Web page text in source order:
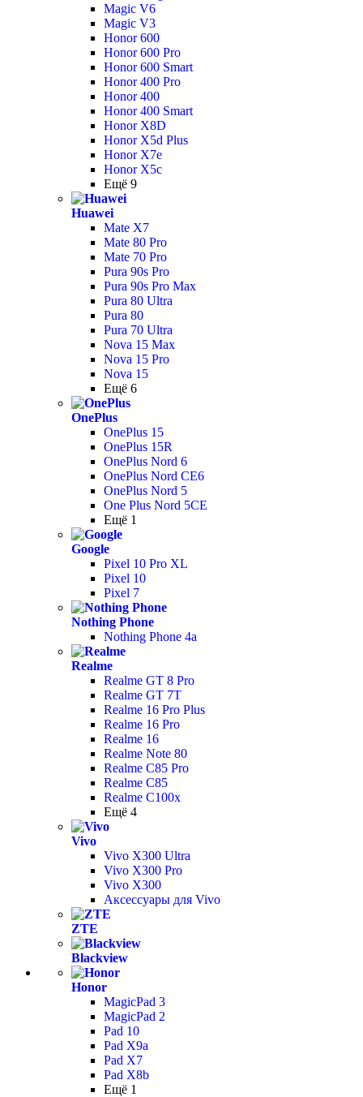
Magic V6
Magic V3
Honor 600
Honor 600 Pro
Honor 600 Smart
Honor 400 Pro
Honor 400
Honor 400 Smart
Honor X8D
Honor X5d Plus
Honor X7e
Honor X5c
Ещё 9
Huawei
Mate X7
Mate 80 Pro
Mate 70 Pro
Pura 90s Pro
Pura 90s Pro Max
Pura 80 Ultra
Pura 80
Pura 70 Ultra
Nova 15 Max
Nova 15 Pro
Nova 15
Ещё 6
OnePlus
OnePlus 15
OnePlus 15R
OnePlus Nord 6
OnePlus Nord CE6
OnePlus Nord 5
One Plus Nord 5CE
Ещё 1
Google
Pixel 10 Pro XL
Pixel 10
Pixel 7
Nothing Phone
Nothing Phone 4a
Realme
Realme GT 8 Pro
Realme GT 7T
Realme 16 Pro Plus
Realme 16 Pro
Realme 16
Realme Note 80
Realme C85 Pro
Realme C85
Realme C100x
Ещё 4
Vivo
Vivo X300 Ultra
Vivo X300 Pro
Vivo X300
Аксессуары для Vivo
ZTE
Blackview
Honor
MagicPad 3
MagicPad 2
Pad 10
Pad X9a
Pad X7
Pad X8b
Ещё 1